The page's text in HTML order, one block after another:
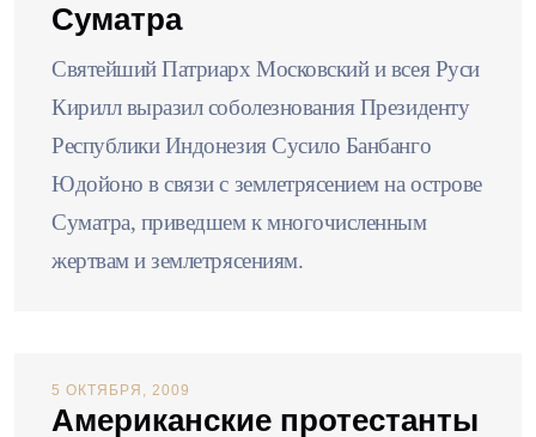
Суматра
Святейший Патриарх Московский и всея Руси
Кирилл выразил соболезнования Президенту
Республики Индонезия Сусило Банбанго
Юдойоно в связи с землетрясением на острове
Суматра, приведшем к многочисленным
жертвам и землетрясениям.
5 ОКТЯБРЯ, 2009
Американские протестанты